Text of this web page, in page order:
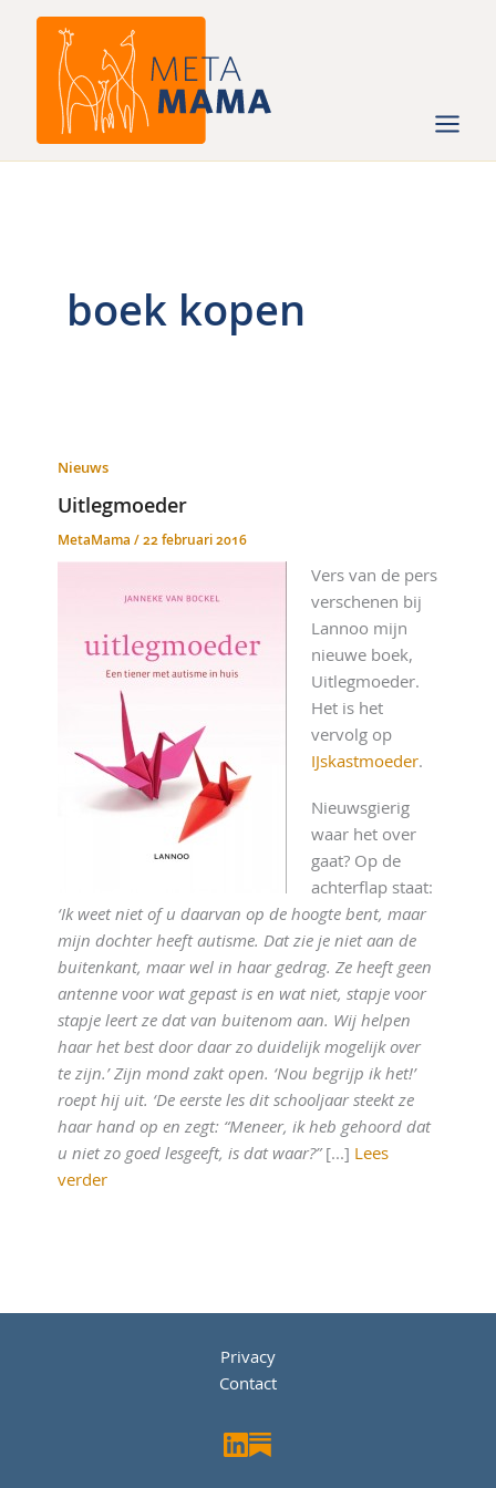
boek kopen
Nieuws
Uitlegmoeder
MetaMama/22 februari 2016
Vers van de pers
verschenen bij
Lannoo mijn
nieuwe boek,
Uitlegmoeder.
Het is het
vervolg op
IJskastmoeder.
Nieuwsgierig
waar het over
gaat? Op de
achterflap staat:
‘Ik weet niet of u daarvan op de hoogte bent, maar
mijn dochter heeft autisme. Dat zie je niet aan de
buitenkant, maar wel in haar gedrag. Ze heeft geen
antenne voor wat gepast is en wat niet, stapje voor
stapje leert ze dat van buitenom aan. Wij helpen
haar het best door daar zo duidelijk mogelijk over
te zijn.’ Zijn mond zakt open. ‘Nou begrijp ik het!’
roept hij uit. ‘De eerste les dit schooljaar steekt ze
haar hand op en zegt: “Meneer, ik heb gehoord dat
u niet zo goed lesgeeft, is dat waar?”[...] Lees
verder
Privacy
Contact